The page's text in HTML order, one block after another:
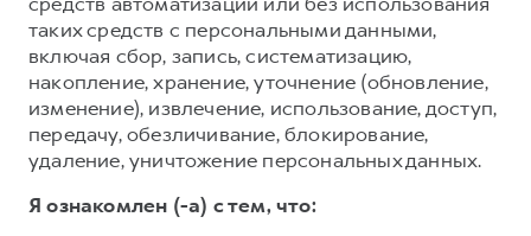
таких средств с персональными данными,
включая сбор, запись, систематизацию,
накопление, хранение, уточнение (обновление,
изменение), извлечение, использование, доступ,
передачу, обезличивание, блокирование,
удаление, уничтожение персональных данных.
Я ознакомлен (-а) с тем, что: